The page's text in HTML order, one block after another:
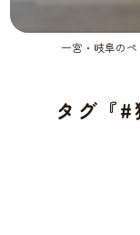
一宮・岐阜の
タグ『